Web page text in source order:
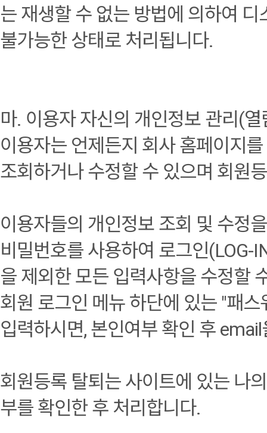
는 재생할 수 없는 방법에 의하여
불가능한 상태로 처리됩니다.
마. 이용자 자신의 개인정보 관리(
이용자는 언제든지 회사 홈페이지
조회하거나 수정할 수 있으며 회원
이용자들의 개인정보 조회 및 수정
비밀번호를 사용하여 로그인(LOG-
을 제외한 모든 입력사항을 수정할
회원 로그인 메뉴 하단에 있는 "패
입력하시면, 본인여부 확인 후
회원등록 탈퇴는 사이트에 있는 나
부를 확인한 후 처리합니다.